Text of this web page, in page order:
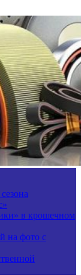
в крошечном
на фото с